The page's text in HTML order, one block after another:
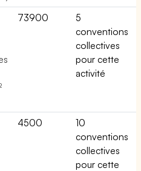
73900
5
conventions
collectives
pour cette
activité
4500
10
conventions
collectives
pour cette